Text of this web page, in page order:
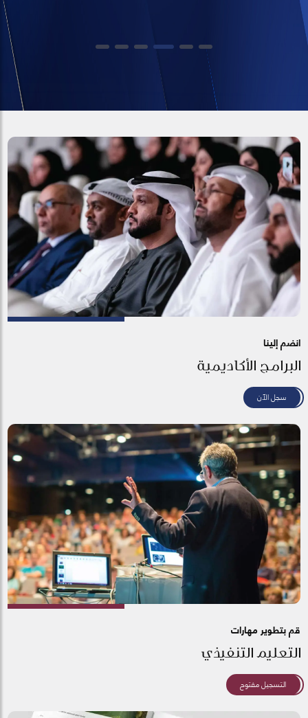
انضم إلينا
البرامج الأكاديمية
سجل الآن
قم بتطوير مهارات
التعليم التنفيذي
التسجيل مفتوح